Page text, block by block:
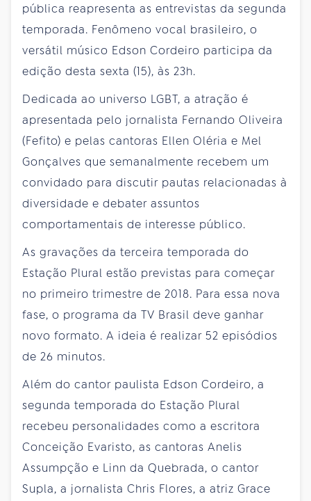
pública reapresenta as entrevistas da segunda
temporada. Fenômeno vocal brasileiro, o
versátil músico Edson Cordeiro participa da
edição desta sexta (15), às 23h.
Dedicada ao universo LGBT, a atração é
apresentada pelo jornalista Fernando Oliveira
(Fefito) e pelas cantoras Ellen Oléria e Mel
Gonçalves que semanalmente recebem um
convidado para discutir pautas relacionadas à
diversidade e debater assuntos
comportamentais de interesse público.
As gravações da terceira temporada do
Estação Plural estão previstas para começar
no primeiro trimestre de 2018. Para essa nova
fase, o programa da TV Brasil deve ganhar
novo formato. A ideia é realizar 52 episódios
de 26 minutos.
Além do cantor paulista Edson Cordeiro, a
segunda temporada do Estação Plural
recebeu personalidades como a escritora
Conceição Evaristo, as cantoras Anelis
Assumpção e Linn da Quebrada, o cantor
Supla, a jornalista Chris Flores, a atriz Grace